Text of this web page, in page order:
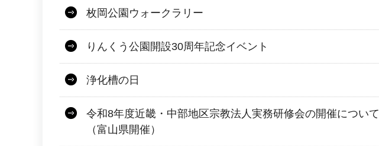
枚岡公園ウォークラリー
りんくう公園開設30周年記念イベント
浄化槽の日
令和8年度近畿・中部地区宗教法人実務研修会の開催について
（富山県開催）